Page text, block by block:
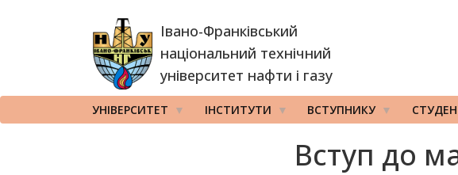
Івано-Франківський
національний технічний
університет нафти і газу
УНІВЕРСИТЕТ ІНСТИТУТИ ВСТУПНИКУ
Вступ до